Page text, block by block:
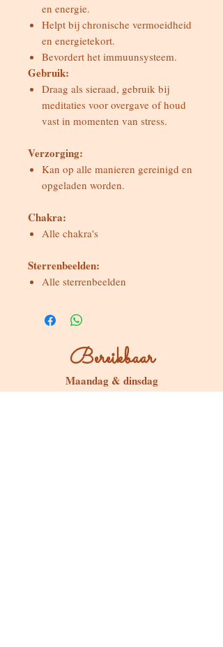
en energie.
Helpt bij chronische vermoeidheid
en energietekort.
Bevordert het immuunsysteem.
Gebruik:
Draag als sieraad, gebruik bij
meditaties voor overgave of houd
vast in momenten van stress.
Verzorging:
Kan op alle manieren gereinigd en
opgeladen worden.
Chakra:
Alle chakra's
Sterrenbeelden:
Alle sterrenbeelden
Bereikbaar
Maandag & dinsdag
Gesloten